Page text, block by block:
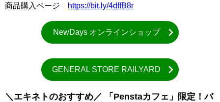
商品購入ページ
https://bit.ly/4dffB8r
NewDays オンラインショップ
GENERAL STORE RAILYARD
＼エキネトのおすすめ／ 「Penstaカフェ」限定！バ